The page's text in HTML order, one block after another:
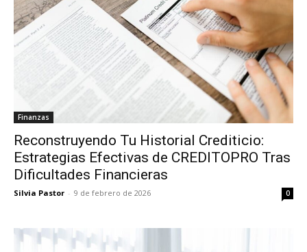
Finanzas
Reconstruyendo Tu Historial Crediticio:
Estrategias Efectivas de CREDITOPRO Tras
Dificultades Financieras
Silvia Pastor - 9 de febrero de 2026 0